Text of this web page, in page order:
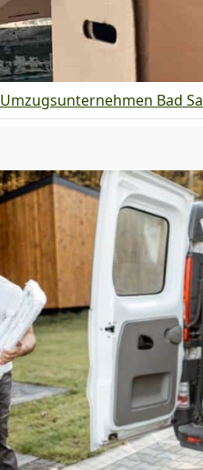
Umzugsunternehmen Bad